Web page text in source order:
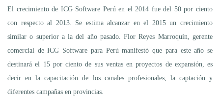
El crecimiento de ICG Software Perú en el 2014 fue del 50 por ciento
con respecto al 2013. Se estima alcanzar en el 2015 un crecimiento
similar o superior a la del año pasado. Flor Reyes Marroquín, gerente
comercial de ICG Software para Perú manifestó que para este año se
destinará el 15 por ciento de sus ventas en proyectos de expansión, es
decir en la capacitación de los canales profesionales, la captación y
diferentes campañas en provincias.